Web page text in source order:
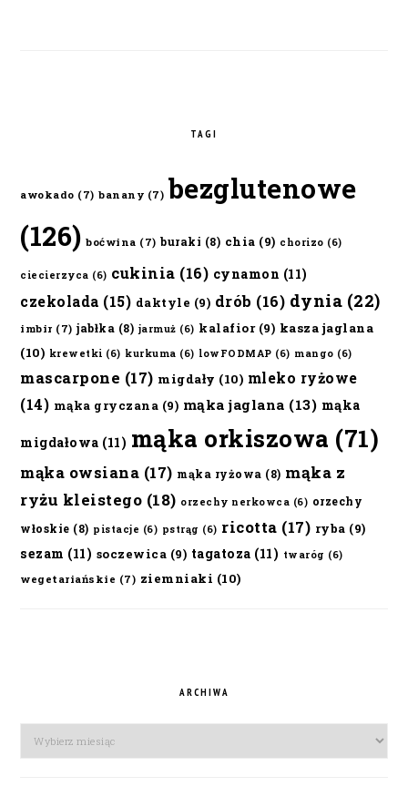
TAGI
awokado (7) banany (7) bezglutenowe
(126) boćwina (7) buraki (8) chia (9) chorizo (6)
ciecierzyca (6) cukinia (16) cynamon (11)
czekolada (15) daktyle (9) drób (16) dynia (22)
imbir (7) jabłka (8) jarmuż (6) kalafior(9) kasza jaglana
(10) krewetki (6) kurkuma (6) lowFODMAP (6) mango (6)
mascarpone (17) migdały (10) mleko ryżowe
(14) mąka gryczana (9) mąka jaglana (13) mąka
migdałowa (11) mąka orkiszowa (71)
mąka owsiana (17) mąka ryżowa (8) mąka z
ryżu kleistego (18) orzechy nerkowca (6) orzechy
włoskie (8) pistacje (6) pstrąg (6) ricotta (17) ryba (9)
sezam (11) soczewica (9) tagatoza (11) twaróg (6)
wegetariańskie (7) ziemniaki (10)
ARCHIWA
Archiwa